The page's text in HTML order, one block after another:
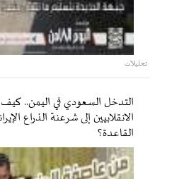
تحليلات
التدخل السعودي في اليمن..
الانقلابيين إلى شرعنة الذراع
القاعدة؟